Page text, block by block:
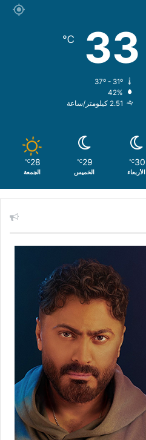
33
℃
42%
2.51 كيلومتر/ساعة
30
℃
الأربعاء
29
℃
الخميس
28
℃
الجمعة